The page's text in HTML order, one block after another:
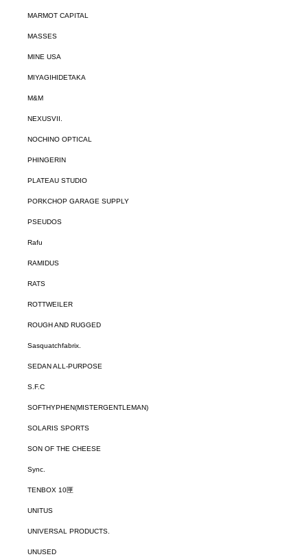
MARMOT CAPITAL
MASSES
MINE USA
MIYAGIHIDETAKA
M&M
NEXUSVII.
NOCHINO OPTICAL
PHINGERIN
PLATEAU STUDIO
PORKCHOP GARAGE SUPPLY
PSEUDOS
Rafu
RAMIDUS
RATS
ROTTWEILER
ROUGH AND RUGGED
Sasquatchfabrix.
SEDAN ALL-PURPOSE
S.F.C
SOFTHYPHEN(MISTERGENTLEMAN)
SOLARIS SPORTS
SON OF THE CHEESE
Sync.
TENBOX 10匣
UNITUS
UNIVERSAL PRODUCTS.
UNUSED